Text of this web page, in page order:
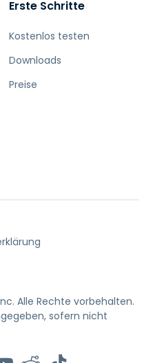
Erste Schritte
Kostenlos testen
Downloads
Preise
Alle Rechte vorbehalten.
sofern nicht